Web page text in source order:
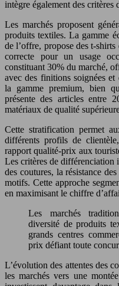
intègre également des
Les marchés proposent
produits textiles. La gamme
de l’offre, propose des t-
correcte pour un usage
constituant 30% du marché,
avec des finitions soignées
la gamme premium, bien
présente des articles entre
matériaux de qualité
Cette stratification permet
différents profils de
rapport qualité-prix aux
Les critères de différenciation
des coutures, la résistance
motifs. Cette approche
en maximisant le chiffre
Les marchés
diversité de produits
grands centres
prix défiant toute
L’évolution des attentes des
les marchés vers une